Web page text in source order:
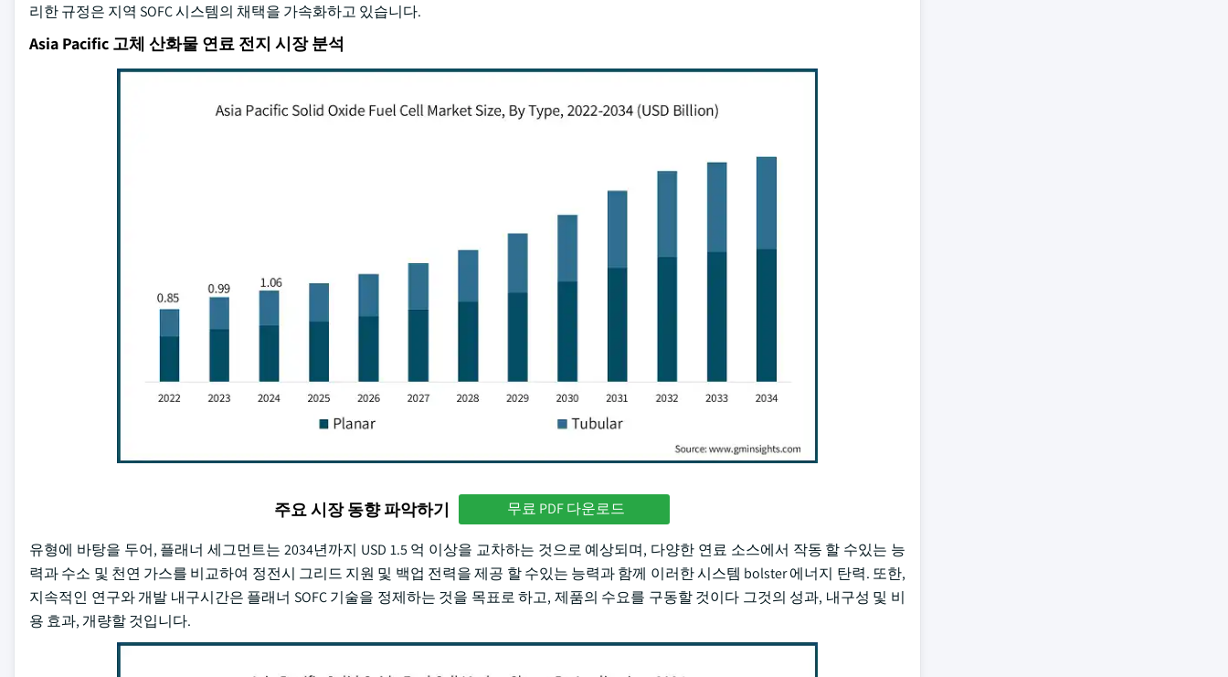
리한 규정은 지역 SOFC 시스템의 채택을 가속화하고 있습니다.
Asia Pacific 고체 산화물 연료 전지 시장 분석
주요 시장 동향 파악하기 무료 PDF 다운로드
유형에 바탕을 두어, 플래너 세그먼트는 2034년까지 USD 1.5 억 이상을 교차하는 것으로 예상되며, 다양한 연료 소스에서 작동 할 수있는 능
력과 수소 및 천연 가스를 비교하여 정전시 그리드 지원 및 백업 전력을 제공 할 수있는 능력과 함께 이러한 시스템 bolster 에너지 탄력. 또한,
지속적인 연구와 개발 내구시간은 플래너 SOFC 기술을 정제하는 것을 목표로 하고, 제품의 수요를 구동할 것이다 그것의 성과, 내구성 및 비
용 효과, 개량할 것입니다.